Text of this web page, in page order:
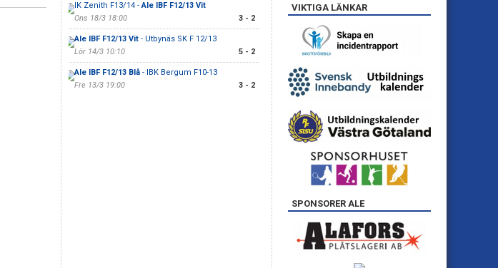
IK Zenith F13/14 -Ale IBF F12/13 Vit
Ons 18/3 18:00
3 - 2
Ale IBF F12/13 Vit- Utbynäs SK F 12/13
Lör 14/3 10:10
5 - 2
Ale IBF F12/13 Blå- IBK Bergum F10-13
Fre 13/3 19:00
3 - 2
VIKTIGA LÄNKAR
SPONSORER ALE